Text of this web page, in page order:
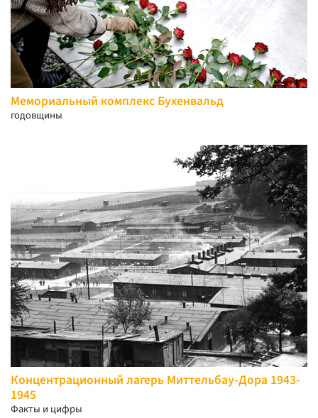
Мемориальный комплекс Бухенвальд
годовщины
Концентрационный лагерь Миттельбау-Дора 1943-
1945
Факты и цифры